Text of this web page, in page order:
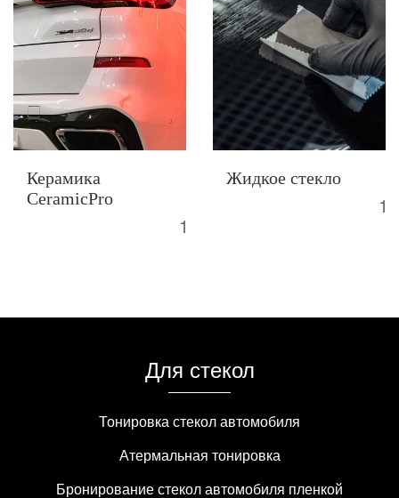
Керамика
CeramicPro
10000 Р
Жидкое стекло
Для стекол
Тонировка стекол автомобиля
Атермальная тонировка
Бронирование стекол автомобиля пленкой